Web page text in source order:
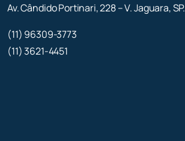
Av. Cândido Portinari, 228 – V. Jaguara, SP.
(11) 96309-3773
(11) 3621-4451